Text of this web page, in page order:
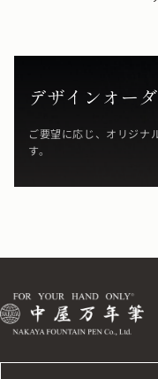
デザインオー
ご要望に応じ、オリジナ
す。